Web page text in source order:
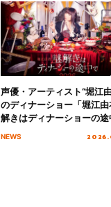
声優・アーティスト“堀江
のディナーショー「堀江由
解きはディナーショーの途
NEWS